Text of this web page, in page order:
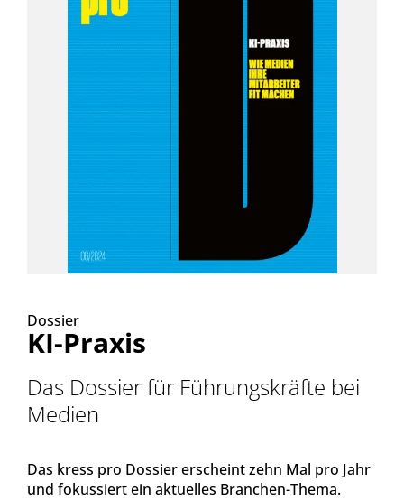
Dossier
KI-Praxis
Das Dossier für Führungskräfte bei
Medien
Das kress pro Dossier erscheint zehn Mal pro Jahr
und fokussiert ein aktuelles Branchen-Thema.